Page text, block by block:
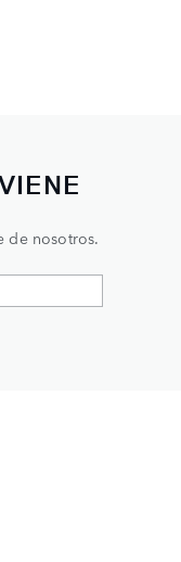
de nosotros.